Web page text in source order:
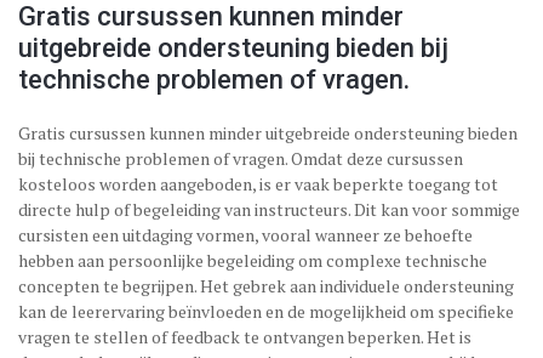
Gratis cursussen kunnen minder
uitgebreide ondersteuning bieden bij
technische problemen of vragen.
Gratis cursussen kunnen minder uitgebreide ondersteuning bieden
bij technische problemen of vragen. Omdat deze cursussen
kosteloos worden aangeboden, is er vaak beperkte toegang tot
directe hulp of begeleiding van instructeurs. Dit kan voor sommige
cursisten een uitdaging vormen, vooral wanneer ze behoefte
hebben aan persoonlijke begeleiding om complexe technische
concepten te begrijpen. Het gebrek aan individuele ondersteuning
kan de leerervaring beïnvloeden en de mogelijkheid om specifieke
vragen te stellen of feedback te ontvangen beperken. Het is